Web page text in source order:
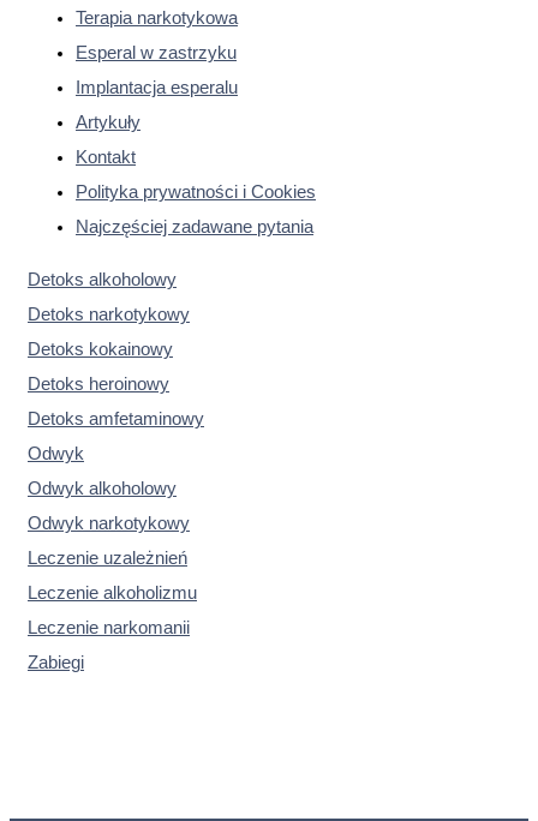
Terapia narkotykowa
Esperal w zastrzyku
Implantacja esperalu
Artykuły
Kontakt
Polityka prywatności i Cookies
Najczęściej zadawane pytania
Detoks alkoholowy
Detoks narkotykowy
Detoks kokainowy
Detoks heroinowy
Detoks amfetaminowy
Odwyk
Odwyk alkoholowy
Odwyk narkotykowy
Leczenie uzależnień
Leczenie alkoholizmu
Leczenie narkomanii
Zabiegi